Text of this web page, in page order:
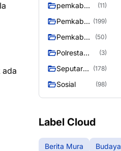
ada
pemkab
raya
(11)
Pemkab
raya
(199)
Pemkab
Raya 4
(50)
Polresta
Raya
(3)
Seputar
Murung
Raya
(178)
Sosial (98)
Label Cloud
Berita Mura Budaya